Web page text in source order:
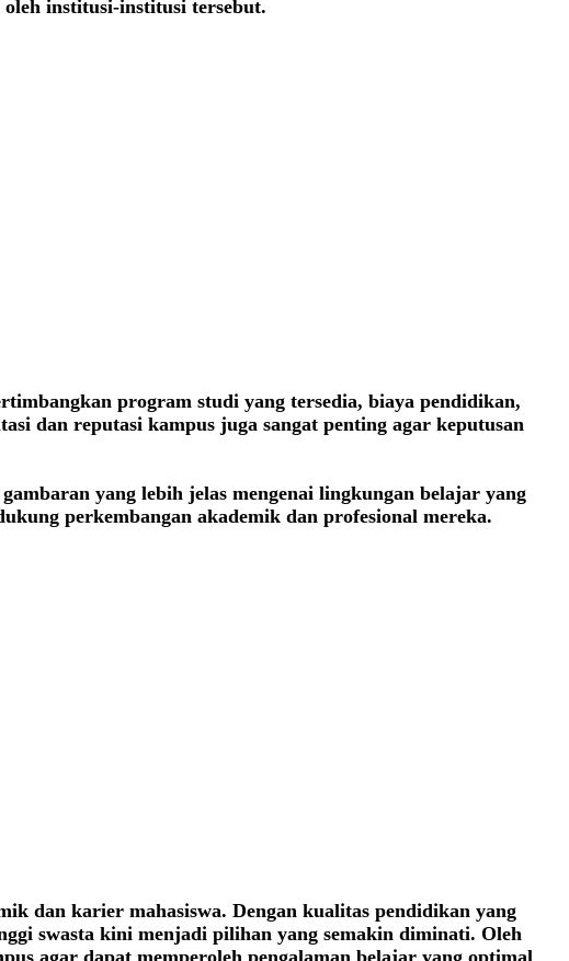
institusi-institusi tersebut.
program studi yang tersedia, biaya pendidikan,
dan reputasi kampus juga sangat penting agar keputusan
yang lebih jelas mengenai lingkungan belajar yang
perkembangan akademik dan profesional mereka.
dan karier mahasiswa. Dengan kualitas pendidikan yang
swasta kini menjadi pilihan yang semakin diminati. Oleh